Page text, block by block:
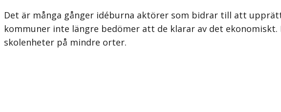
Det är många gånger idéburna aktörer som bidrar till att
kommuner inte längre bedömer att de klarar av det
skolenheter på mindre orter.